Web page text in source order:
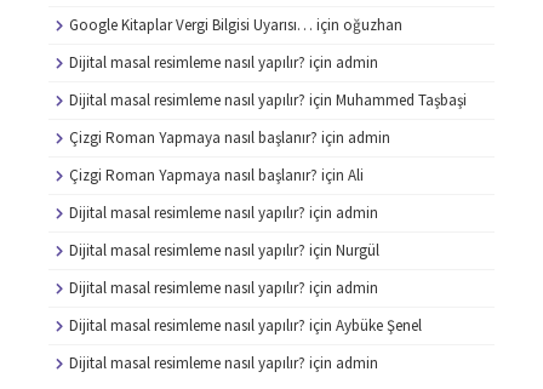
Google Kitaplar Vergi Bilgisi Uyarısı… için oğuzhan
Dijital masal resimleme nasıl yapılır? için admin
Dijital masal resimleme nasıl yapılır? için Muhammed Taşbaşi
Çizgi Roman Yapmaya nasıl başlanır? için admin
Çizgi Roman Yapmaya nasıl başlanır? için Ali
Dijital masal resimleme nasıl yapılır? için admin
Dijital masal resimleme nasıl yapılır? için Nurgül
Dijital masal resimleme nasıl yapılır? için admin
Dijital masal resimleme nasıl yapılır? için Aybüke Şenel
Dijital masal resimleme nasıl yapılır? için admin